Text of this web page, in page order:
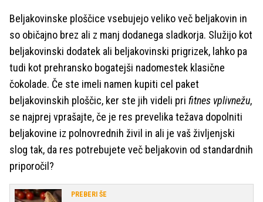
Beljakovinske ploščice vsebujejo veliko več beljakovin in
so običajno brez ali z manj dodanega sladkorja. Služijo kot
beljakovinski dodatek ali beljakovinski prigrizek, lahko pa
tudi kot prehransko bogatejši nadomestek klasične
čokolade. Če ste imeli namen kupiti cel paket
beljakovinskih ploščic, ker ste jih videli pri fitnes vplivnežu,
se najprej vprašajte, če je res prevelika težava dopolniti
beljakovine iz polnovrednih živil in ali je vaš življenjski
slog tak, da res potrebujete več beljakovin od standardnih
priporočil?
PREBERI ŠE